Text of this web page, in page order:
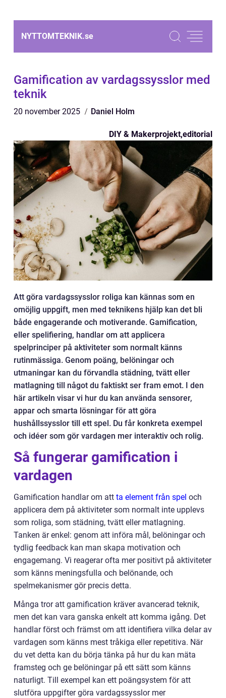
NYTTOMTEKNIK.se
Gamification av vardagssysslor med
teknik
20 november 2025 Daniel Holm
DIY & Makerprojekt,editorial
Att göra vardagssysslor roliga kan kännas som en
omöjlig uppgift, men med teknikens hjälp kan det bli
både engagerande och motiverande. Gamification,
eller spelifiering, handlar om att applicera
spelprinciper på aktiviteter som normalt känns
rutinmässiga. Genom poäng, belöningar och
utmaningar kan du förvandla städning, tvätt eller
matlagning till något du faktiskt ser fram emot. I den
här artikeln visar vi hur du kan använda sensorer,
appar och smarta lösningar för att göra
hushållssysslor till ett spel. Du får konkreta exempel
och idéer som gör vardagen mer interaktiv och rolig.
Så fungerar gamification i
vardagen
Gamification handlar om att ta element från spel och
applicera dem på aktiviteter som normalt inte upplevs
som roliga, som städning, tvätt eller matlagning.
Tanken är enkel: genom att införa mål, belöningar och
tydlig feedback kan man skapa motivation och
engagemang. Vi reagerar ofta mer positivt på aktiviteter
som känns meningsfulla och belönande, och
spelmekanismer gör precis detta.
Många tror att gamification kräver avancerad teknik,
men det kan vara ganska enkelt att komma igång. Det
handlar först och främst om att identifiera vilka delar av
vardagen som känns mest tråkiga eller repetitiva. När
du vet detta kan du börja tänka på hur du kan mäta
framsteg och ge belöningar på ett sätt som känns
naturligt. Till exempel kan ett poängsystem för att
slutföra uppgifter göra vardagssysslor mer